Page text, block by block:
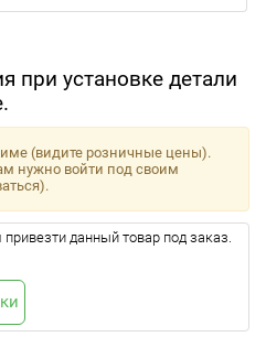
при установке детали
(видите розничные цены).
нужно войти под своим
данный товар под заказ.